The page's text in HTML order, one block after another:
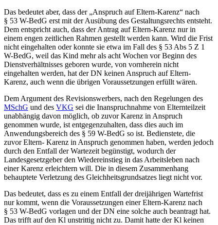
Das bedeutet aber, dass der „Anspruch auf Eltern-Karenz“ nach
§ 53 W-BedG erst mit der Ausübung des Gestaltungsrechts entsteht.
Dem entspricht auch, dass der Antrag auf Eltern-Karenz nur in
einem engen zeitlichen Rahmen gestellt werden kann. Wird die Frist
nicht eingehalten oder konnte sie etwa im Fall des § 53 Abs 5 Z 1
W-BedG, weil das Kind mehr als acht Wochen vor Beginn des
Dienstverhältnisses geboren wurde, von vornherein nicht
eingehalten werden, hat der DN keinen Anspruch auf Eltern-
Karenz, auch wenn die übrigen Voraussetzungen erfüllt wären.
Dem Argument des Revisionswerbers, nach den Regelungen des
MSchG und des VKG sei die Inanspruchnahme von Elternteilzeit
unabhängig davon möglich, ob zuvor Karenz in Anspruch
genommen wurde, ist entgegenzuhalten, dass dies auch im
Anwendungsbereich des § 59 W-BedG so ist. Bedienstete, die
zuvor Eltern- Karenz in Anspruch genommen haben, werden jedoch
durch den Entfall der Wartezeit begünstigt, wodurch der
Landesgesetzgeber den Wiedereinstieg in das Arbeitsleben nach
einer Karenz erleichtern will. Die in diesem Zusammenhang
behauptete Verletzung des Gleichheitsgrundsatzes liegt nicht vor.
Das bedeutet, dass es zu einem Entfall der dreijährigen Wartefrist
nur kommt, wenn die Voraussetzungen einer Eltern-Karenz nach
§ 53 W-BedG vorlagen und der DN eine solche auch beantragt hat.
Das trifft auf den Kl unstrittig nicht zu. Damit hatte der Kl keinen